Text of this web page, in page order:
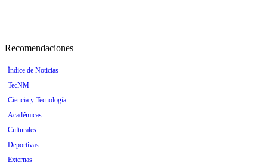
Recomendaciones
Índice de Noticias
TecNM
Ciencia y Tecnología
Académicas
Culturales
Deportivas
Externas